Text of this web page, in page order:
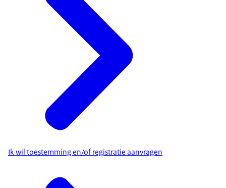
Ik wil toestemming en/of registratie aanvragen